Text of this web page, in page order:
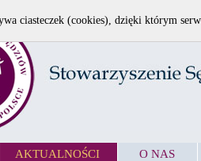
AKTUALNOŚCI O NAS
ciasteczek (cookies), dzięki którym